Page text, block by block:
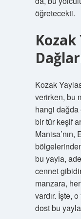
öğretecekti.
Kozak
Kozak
verirken, bu
hangi
bir tür keşif
Manisa’nın,
bu yayla,
cennet
manzara,
vardır. İşte,
dost bu